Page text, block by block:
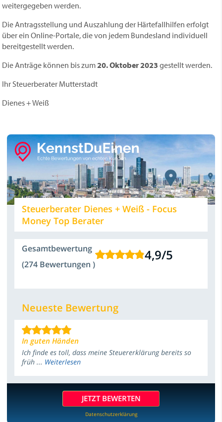
weitergegeben werden.
Die Antragsstellung und Auszahlung der Härtefallhilfen erfolgt
über ein Online-Portale, die von jedem Bundesland individuell
bereitgestellt werden.
Die Anträge können bis zum20. Oktober 2023 gestellt werden.
Ihr Steuerberater Mutterstadt
Dienes + Weiß
Steuerberater Dienes + Weiß - Focus
Money Top Berater
Gesamtbewertung
(274 Bewertungen )
4,9/5
Neueste Bewertung
In guten Händen
Ich finde es toll, dass meine Steuererklärung bereits so
früh ... Weiterlesen
JETZT BEWERTEN
Datenschutzerklärung